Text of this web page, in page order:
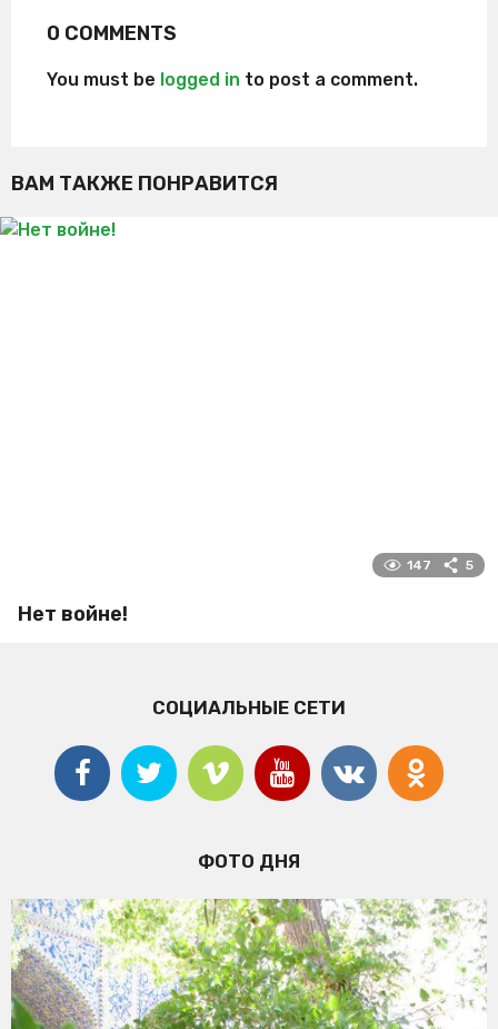
0 COMMENTS
You must be logged in to post a comment.
ВАМ ТАКЖЕ ПОНРАВИТСЯ
147 5
Нет войне!
СОЦИАЛЬНЫЕ СЕТИ
ФОТО ДНЯ